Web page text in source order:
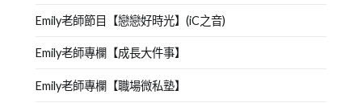
Emily老師節目【戀戀好時光】(iC之音)
Emily老師專欄【成長大件事】
Emily老師專欄【職場微私塾】